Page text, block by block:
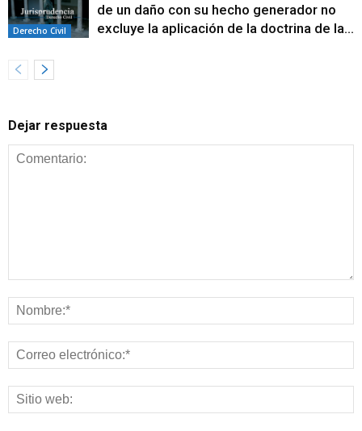
Derecho Civil
de un daño con su hecho generador no
excluye la aplicación de la doctrina de la...
Dejar respuesta